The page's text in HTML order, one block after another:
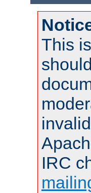
This
IRC